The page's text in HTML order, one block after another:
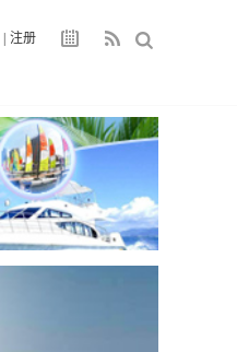
注册